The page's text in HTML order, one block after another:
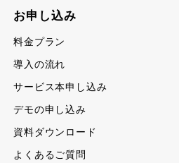
お申し込み
料金プラン
導入の流れ
サービス本申し込み
デモの申し込み
資料ダウンロード
よくあるご質問